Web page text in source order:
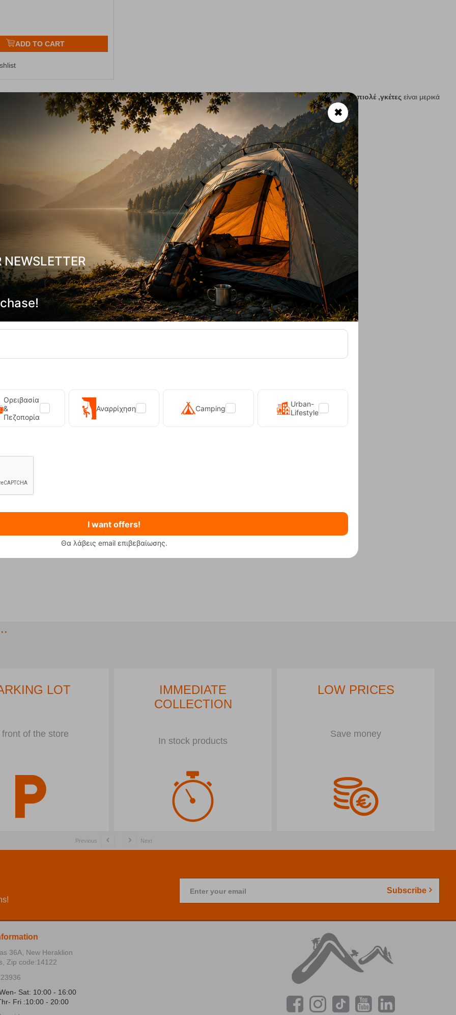
ADD TO CART
θα βρείτεχειμερινό εξοπλισμόπου μας χρειάζεται για την κίνηση στο χιόνι και τον πάγο .Κραμπόν ,πιολέ ,γκέτεςείναι μερικά
εξοπλισμό που πρέπει να προμηθευτείτε για ασφαλείς διαβάσεις στο
LOT
front of the store
IMMEDIATE
COLLECTION
In stock products
LOW PRICES
Save money
Previous Next
Enter your email Subscribe
✖
NEWSLETTER
Ορειβασία
&
Πεζοπορία
Αναρρίχηση Camping
Urban-
Lifestyle
I want offers!
Θα λάβεις email επιβεβαίωσης.
36Α, New Heraklion
Zip code:14122
Sat: 10:00 - 16:00
Fri :10:00 - 20:00